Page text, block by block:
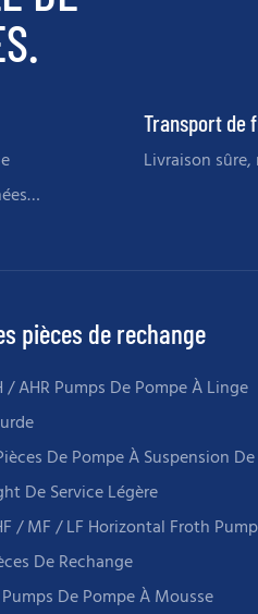
Transport de
Livraison
pièces de rechange
/ AHR Pumps De Pompe À Linge
De Pompe À Suspension De
De Service Légère
/ MF / LF Horizontal Froth Pump
De Rechange
De Pompe À Mousse